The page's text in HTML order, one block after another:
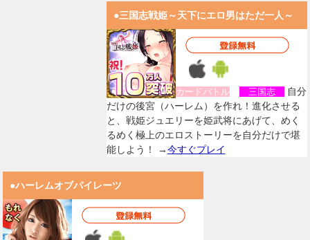
●三国志戦姫～天下にエロ男はただ一人～
カードバトル 三国志
自分
だけの後宮（ハーレム）を作れ！進化させる
と、戦姫ジュエリーを姫武将にあげて、めく
るめく極上のエロストーリーを自分だけで堪
能しよう！ →今すぐプレイ
●ハーレムオブパイレーツ